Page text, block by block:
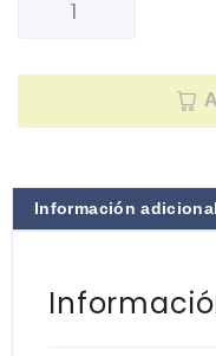
Información adicional